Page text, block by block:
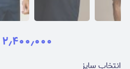
۲٫۴۰۰٫۰۰۰
انتخاب سایز